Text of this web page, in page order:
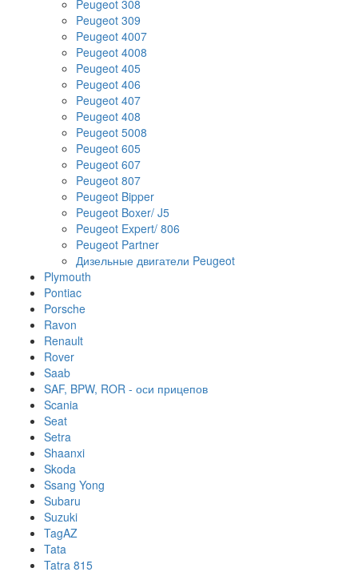
Peugeot 308
Peugeot 309
Peugeot 4007
Peugeot 4008
Peugeot 405
Peugeot 406
Peugeot 407
Peugeot 408
Peugeot 5008
Peugeot 605
Peugeot 607
Peugeot 807
Peugeot Bipper
Peugeot Boxer/ J5
Peugeot Expert/ 806
Peugeot Partner
Дизельные двигатели Peugeot
Plymouth
Pontiac
Porsche
Ravon
Renault
Rover
Saab
SAF, BPW, ROR - оси прицепов
Scania
Seat
Setra
Shaanxi
Skoda
Ssang Yong
Subaru
Suzuki
TagAZ
Tata
Tatra 815